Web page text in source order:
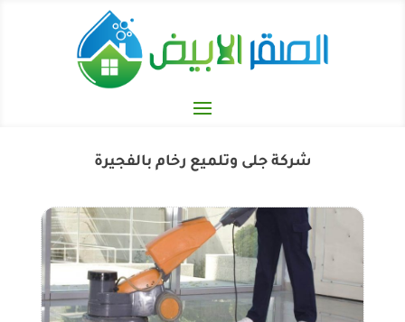
شركة جلى وتلميع رخام بالفجيرة